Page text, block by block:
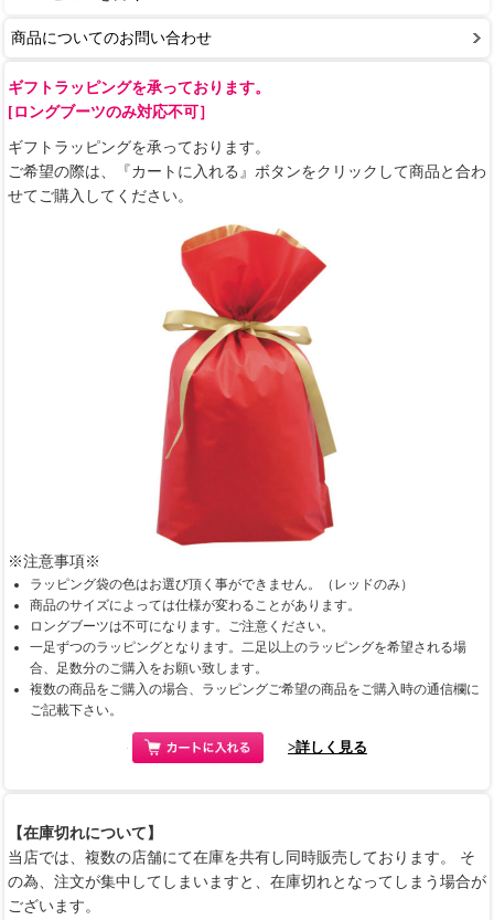
商品についてのお問い合わせ
ギフトラッピングを承っております。
[ロングブーツのみ対応不可］
ギフトラッピングを承っております。
ご希望の際は、『カートに入れる』ボタンをクリックして商品と合わ
せてご購入してください。
※注意事項※
ラッピング袋の色はお選び頂く事ができません。（レッドのみ）
商品のサイズによっては仕様が変わることがあります。
ロングブーツは不可になります。ご注意ください。
一足ずつのラッピングとなります。二足以上のラッピングを希望される場
合、足数分のご購入をお願い致します。
複数の商品をご購入の場合、ラッピングご希望の商品をご購入時の通信欄に
ご記載下さい。
>詳しく見る
【在庫切れについて】
当店では、複数の店舗にて在庫を共有し同時販売しております。 そ
の為、注文が集中してしまいますと、在庫切れとなってしまう場合が
ございます。